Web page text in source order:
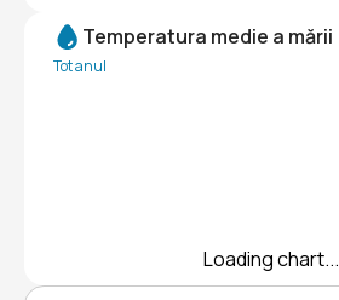
Temperatura medie a mării
Tot anul
Loading chart...